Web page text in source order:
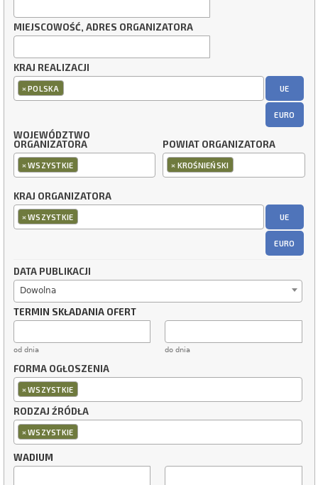
MIEJSCOWOŚĆ, ADRES ORGANIZATORA
KRAJ REALIZACJI
×POLSKA UE
EURO
WOJEWÓDZTWO
ORGANIZATORA
×WSZYSTKIE
POWIAT ORGANIZATORA
× KROŚNIEŃSKI
KRAJ ORGANIZATORA
×WSZYSTKIE UE
EURO
DATA PUBLIKACJI
Dowolna
TERMIN SKŁADANIA OFERT
od dnia do dnia
FORMA OGŁOSZENIA
×WSZYSTKIE
RODZAJ ŹRÓDŁA
×WSZYSTKIE
WADIUM